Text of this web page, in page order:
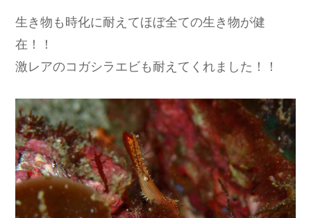
生き物も時化に耐えてほぼ全ての生き物が健
在！！
激レアのコガシラエビも耐えてくれました！！